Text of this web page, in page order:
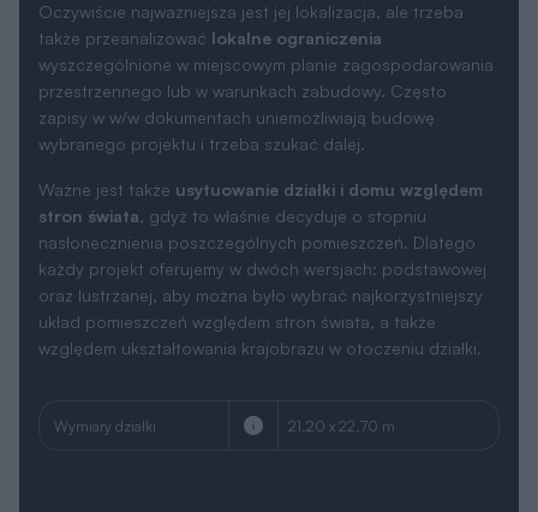
Oczywiście najważniejsza jest jej lokalizacja, ale trzeba
także przeanalizować lokalne ograniczenia
wyszczególnione w miejscowym planie zagospodarowania
przestrzennego lub w warunkach zabudowy. Często
zapisy w w/w dokumentach uniemożliwiają budowę
wybranego projektu i trzeba szukać dalej.
Ważne jest także usytuowanie działki i domu względem
stron świata, gdyż to właśnie decyduje o stopniu
nasłonecznienia poszczególnych pomieszczeń. Dlatego
każdy projekt oferujemy w dwóch wersjach: podstawowej
oraz lustrzanej, aby można było wybrać najkorzystniejszy
układ pomieszczeń względem stron świata, a także
względem ukształtowania krajobrazu w otoczeniu działki.
Wymiary działki 21.20 x 22.70 m